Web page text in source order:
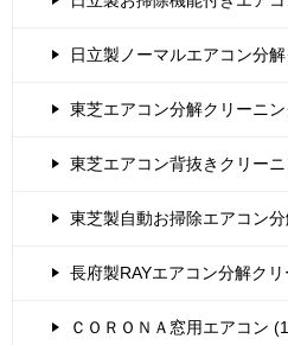
日立製ノーマルエアコン分
東芝エアコン分解クリーニ
東芝エアコン背抜きクリー
東芝製自動お掃除エアコン
長府製RAYエアコン分解ク
ＣＯＲＯＮＡ窓用エアコン